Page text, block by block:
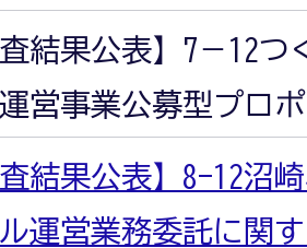
査結果公表】7－12
営事業公募型プロ
査結果公表】8-12沼
運営業務委託に関